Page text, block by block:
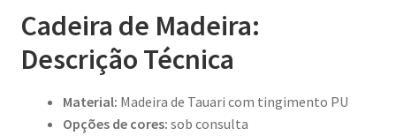
Cadeira de Madeira:
Descrição Técnica
Material: Madeira de Tauari com tingimento PU
Opções de cores: sob consulta